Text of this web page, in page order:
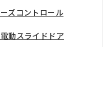
ズコントロール
動スライドドア